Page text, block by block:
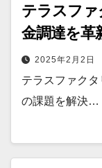
テラスフ
金調達を革
2025年2月2日
テラスファク
の課題を解決…